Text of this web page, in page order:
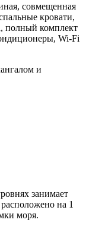
совмещенная
кровати,
полный комплект
Wi-Fi
и
занимает
на 1
моря.